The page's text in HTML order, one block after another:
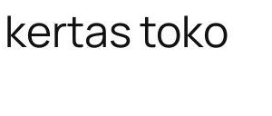
toko